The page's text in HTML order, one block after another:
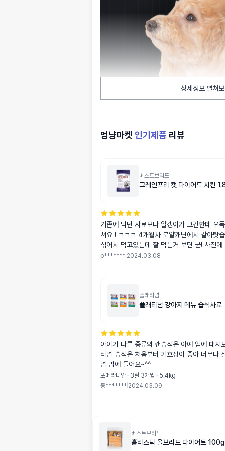
상세정보 펼쳐
멍냥마켓 인기제품 리뷰
베스트브리드
그레인프리 캣 다이어트 치킨
기존에 먹던 사료보다 알갱이가 크긴한데 오
셔요 ! ㅋㅋㅋ 4개월차 로얄캐닌에서 갈아탓
섞어서 먹고있는데 잘 먹는거 보면 굳! 사진에 오른쪽이 베브!
왼쪽이 로얄캐닌! 알갱이 사이즈 참고하세요
p******* 2024.03.08
플래티넘
플래티넘 강아지 메뉴 습식사료
아이가 다른 종류의 캔습식은 아예 입에 대지도 않는데
티넘 습식은 처음부터 기호성이 좋아 너무나
넘 맘에 들어요~^^
포메라니안 · 3살 3개월 · 5.4kg
둥******* 2024.03.09
베스트브리드
홀리스틱 올브리드 다이어트 100g